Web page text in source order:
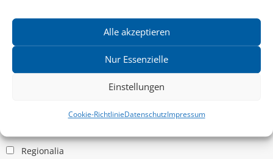
Alle akzeptieren
Nur Essenzielle
Einstellungen
Cookie-RichtlinieDatenschutzImpressum
News zu aktuellen Neuheiten und Nachrichten im zu Klampen!
Verlag – jederzeit wieder abbestellbar.
Kritische Theorie / Philosophie
Regionalia